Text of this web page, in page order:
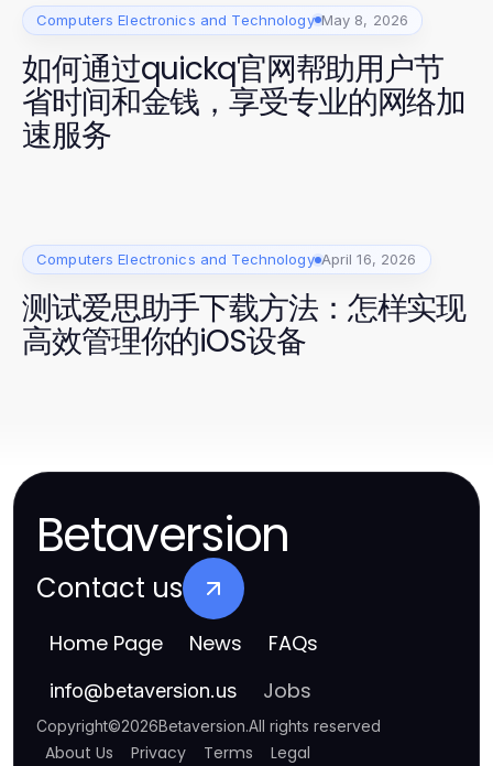
Computers Electronics and Technology May 8, 2026
如何通过quickq官网帮助用户节
省时间和金钱，享受专业的网络加
速服务
Computers Electronics and Technology April 16, 2026
测试爱思助手下载方法：怎样实现
高效管理你的iOS设备
Betaversion
Contact us
Home Page News FAQs
info@betaversion.us Jobs
Copyright©2026Betaversion.All rights reserved
About Us Privacy Terms Legal